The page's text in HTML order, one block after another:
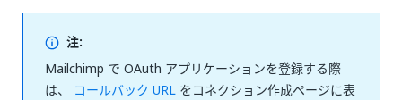
注:
Mailchimp で OAuth アプリケーションを登録する際
は、 コールバック URL をコネクション作成ページに表